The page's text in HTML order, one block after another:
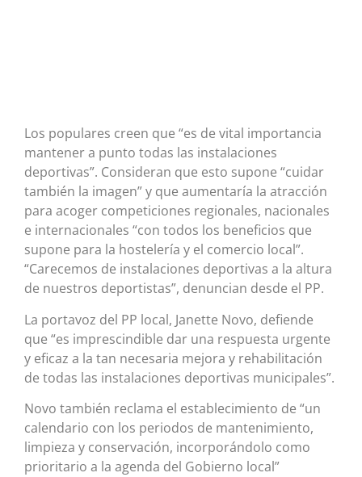
Los populares creen que “es de vital importancia
mantener a punto todas las instalaciones
deportivas”. Consideran que esto supone “cuidar
también la imagen” y que aumentaría la atracción
para acoger competiciones regionales, nacionales
e internacionales “con todos los beneficios que
supone para la hostelería y el comercio local”.
“Carecemos de instalaciones deportivas a la altura
de nuestros deportistas”, denuncian desde el PP.
La portavoz del PP local, Janette Novo, defiende
que “es imprescindible dar una respuesta urgente
y eficaz a la tan necesaria mejora y rehabilitación
de todas las instalaciones deportivas municipales”.
Novo también reclama el establecimiento de “un
calendario con los periodos de mantenimiento,
limpieza y conservación, incorporándolo como
prioritario a la agenda del Gobierno local”